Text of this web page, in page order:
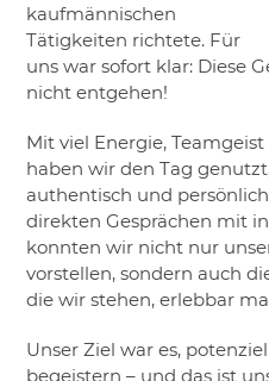
kaufmännischen
Tätigkeiten richtete. Für
uns war sofort klar: Diese
nicht entgehen!
Mit viel Energie,
haben wir den Tag
authentisch und
direkten Gesprächen mit
konnten wir nicht nur
vorstellen, sondern auch
die wir stehen, erlebbar
Unser Ziel war es,
begeistern – und das ist